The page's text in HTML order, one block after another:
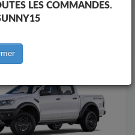
LES COMMANDES.